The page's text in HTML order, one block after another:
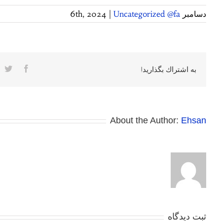
دسامبر 6th, 2024 Uncategorized @fa
به اشتراك بگذاريد!
About the Author: Ehsan
ثبت ديدگاه